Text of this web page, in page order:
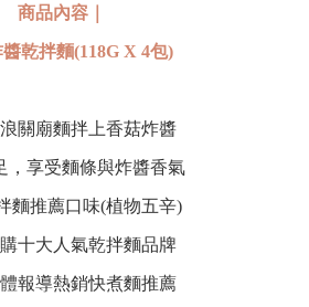
商品內容｜
乾拌麵(118G X 4包)
關廟麵拌上香菇炸醬
，享受麵條與炸醬香氣
麵推薦口味(植物五辛)
十大人氣乾拌麵品牌
報導熱銷快煮麵推薦